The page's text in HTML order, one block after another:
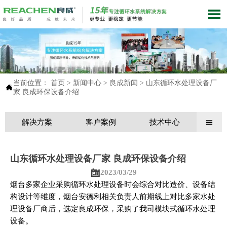


当前位置： 首页 > 新闻中心 > 良成新闻 > 山东循环水处理设备厂
家 良成环保设备介绍
解决方案 客户案例 技术中心 
山东循环水处理设备厂家 良成环保设备介绍
2023/03/29
烟台多家企业采购循环水处理设备时会综合对比造价、设备结
构设计等维度，烟台安德利相关负责人前期线上对比多家水处
理设备厂商后，选定良成环保，采购了我司模块式循环水处理
设备。